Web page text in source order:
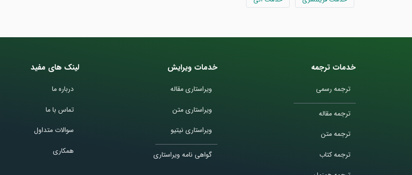
خدمات ترجمه
ترجمه رسمی
ترجمه مقاله
ترجمه متن
ترجمه کتاب
خدمات ویرایش
ویراستاری مقاله
ویراستاری متن
ویراستاری نیتیو
گواهی نامه ویراستاری
لینک های مفید
درباره ما
تماس با ما
سوالات متداول
همکاری